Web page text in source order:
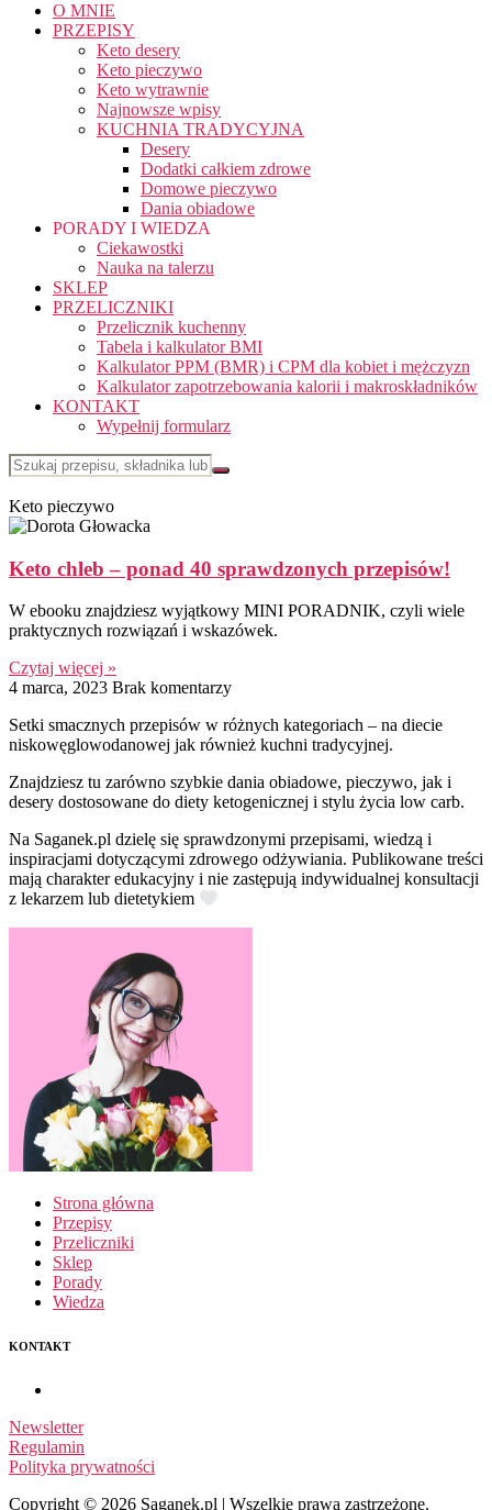
O MNIE
PRZEPISY
Keto desery
Keto pieczywo
Keto wytrawnie
Najnowsze wpisy
KUCHNIA TRADYCYJNA
Desery
Dodatki całkiem zdrowe
Domowe pieczywo
Dania obiadowe
PORADY I WIEDZA
Ciekawostki
Nauka na talerzu
SKLEP
PRZELICZNIKI
Przelicznik kuchenny
Tabela i kalkulator BMI
Kalkulator PPM (BMR) i CPM dla kobiet i mężczyzn
Kalkulator zapotrzebowania kalorii i makroskładników
KONTAKT
Wypełnij formularz
Keto pieczywo
Keto chleb – ponad 40 sprawdzonych przepisów!
W ebooku znajdziesz wyjątkowy MINI PORADNIK, czyli wiele
praktycznych rozwiązań i wskazówek.
Czytaj więcej »
4 marca, 2023 Brak komentarzy
Setki smacznych przepisów w różnych kategoriach – na diecie
niskowęglowodanowej jak również kuchni tradycyjnej.
Znajdziesz tu zarówno szybkie dania obiadowe, pieczywo, jak i
desery dostosowane do diety ketogenicznej i stylu życia low carb.
Na Saganek.pl dzielę się sprawdzonymi przepisami, wiedzą i
inspiracjami dotyczącymi zdrowego odżywiania. Publikowane treści
mają charakter edukacyjny i nie zastępują indywidualnej konsultacji
z lekarzem lub dietetykiem
Strona główna
Przepisy
Przeliczniki
Sklep
Porady
Wiedza
KONTAKT
Newsletter
Regulamin
Polityka prywatności
Copyright © 2026 Saganek.pl | Wszelkie prawa zastrzeżone.